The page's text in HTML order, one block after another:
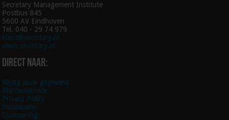
Secretary Management Institute
Postbus 845
5600 AV Eindhoven
Tel. 040 - 29 74 979
klant@secretary.nl
www.secretary.nl
Direct naar:
Wijzig jouw gegevens
Klantenservice
Privacy Policy
Incompany
Sponsoring